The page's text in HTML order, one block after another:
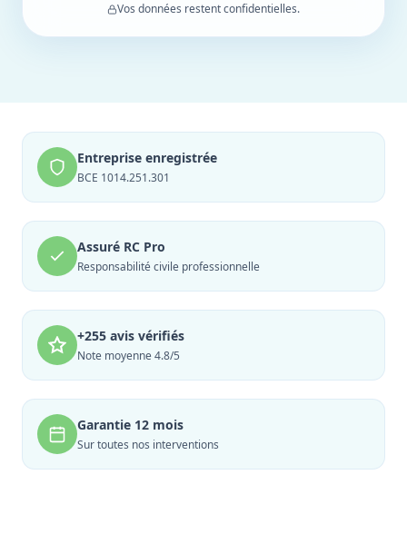
Vos données restent confidentielles.
Entreprise enregistrée
BCE 1014.251.301
Assuré RC Pro
Responsabilité civile professionnelle
+255 avis vérifiés
Note moyenne 4.8/5
Garantie 12 mois
Sur toutes nos interventions